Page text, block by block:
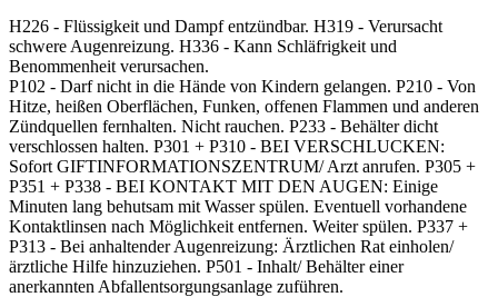
H226 - Flüssigkeit und Dampf entzündbar. H319 - Verursacht
schwere Augenreizung. H336 - Kann Schläfrigkeit und
Benommenheit verursachen.
P102 - Darf nicht in die Hände von Kindern gelangen. P210 - Von
Hitze, heißen Oberflächen, Funken, offenen Flammen und anderen
Zündquellen fernhalten. Nicht rauchen. P233 - Behälter dicht
verschlossen halten. P301 + P310 - BEI VERSCHLUCKEN:
Sofort GIFTINFORMATIONSZENTRUM/ Arzt anrufen. P305 +
P351 + P338 - BEI KONTAKT MIT DEN AUGEN: Einige
Minuten lang behutsam mit Wasser spülen. Eventuell vorhandene
Kontaktlinsen nach Möglichkeit entfernen. Weiter spülen. P337 +
P313 - Bei anhaltender Augenreizung: Ärztlichen Rat einholen/
ärztliche Hilfe hinzuziehen. P501 - Inhalt/ Behälter einer
anerkannten Abfallentsorgungsanlage zuführen.